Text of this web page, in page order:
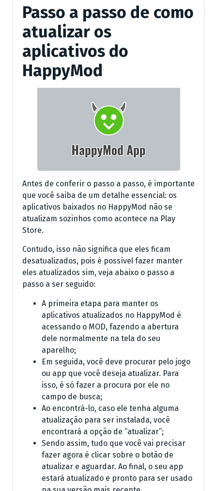
Passo a passo de como
atualizar os
aplicativos do
HappyMod
Antes de conferir o passo a passo, é importante
que você saiba de um detalhe essencial: os
aplicativos baixados no HappyMod não se
atualizam sozinhos como acontece na Play
Store.
Contudo, isso não significa que eles ficam
desatualizados, pois é possível fazer manter
eles atualizados sim, veja abaixo o passo a
passo a ser seguido:
A primeira etapa para manter os
aplicativos atualizados no HappyMod é
acessando o MOD, fazendo a abertura
dele normalmente na tela do seu
aparelho;
Em seguida, você deve procurar pelo jogo
ou app que você deseja atualizar. Para
isso, é só fazer a procura por ele no
campo de busca;
Ao encontrá-lo, caso ele tenha alguma
atualização para ser instalada, você
encontrará a opção de “atualizar”;
Sendo assim, tudo que você vai precisar
fazer agora é clicar sobre o botão de
atualizar e aguardar. Ao final, o seu app
estará atualizado e pronto para ser usado